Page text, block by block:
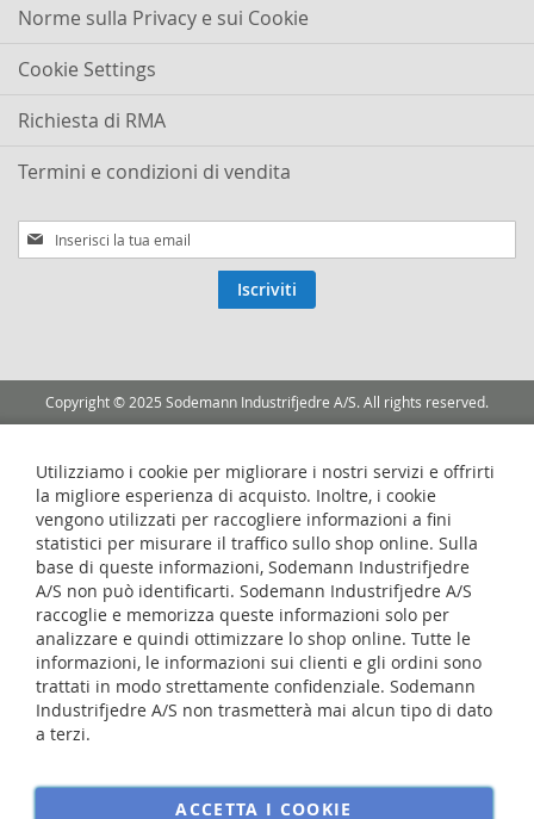
Norme sulla Privacy e sui Cookie
Cookie Settings
Richiesta di RMA
Termini e condizioni di vendita
Iscriviti
alla
Iscriviti
Copyright © 2025 Sodemann Industrifjedre A/S. All rights reserved.
Utilizziamo i cookie per migliorare i nostri servizi e offrirti
la migliore esperienza di acquisto. Inoltre, i cookie
vengono utilizzati per raccogliere informazioni a fini
statistici per misurare il traffico sullo shop online. Sulla
base di queste informazioni, Sodemann Industrifjedre
A/S non può identificarti. Sodemann Industrifjedre A/S
raccoglie e memorizza queste informazioni solo per
analizzare e quindi ottimizzare lo shop online. Tutte le
informazioni, le informazioni sui clienti e gli ordini sono
trattati in modo strettamente confidenziale. Sodemann
Industrifjedre A/S non trasmetterà mai alcun tipo di dato
a terzi.
ACCETTA I COOKIE